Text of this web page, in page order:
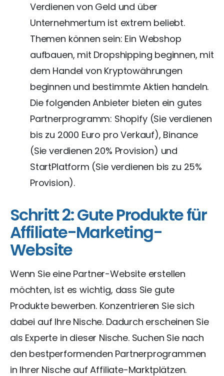
Verdienen von Geld und über
Unternehmertum ist extrem beliebt.
Themen können sein: Ein Webshop
aufbauen, mit Dropshipping beginnen, mit
dem Handel von Kryptowährungen
beginnen und bestimmte Aktien handeln.
Die folgenden Anbieter bieten ein gutes
Partnerprogramm: Shopify (Sie verdienen
bis zu 2000 Euro pro Verkauf), Binance
(Sie verdienen 20% Provision) und
StartPlatform (Sie verdienen bis zu 25%
Provision).
Schritt 2: Gute Produkte für
Affiliate-Marketing-
Website
Wenn Sie eine Partner-Website erstellen
möchten, ist es wichtig, dass Sie gute
Produkte bewerben. Konzentrieren Sie sich
dabei auf Ihre Nische. Dadurch erscheinen Sie
als Experte in dieser Nische. Suchen Sie nach
den bestperformenden Partnerprogrammen
in Ihrer Nische auf Affiliate-Marktplätzen.